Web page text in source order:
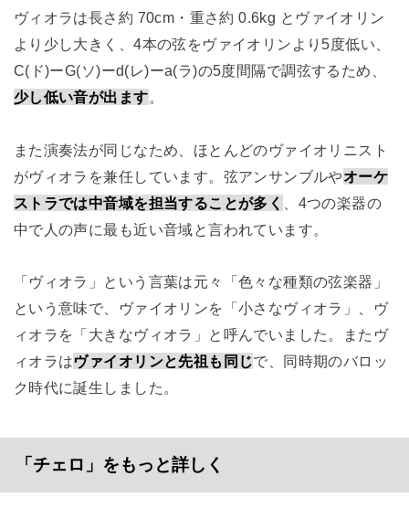
ヴィオラは長さ約 70cm・重さ約 0.6kg とヴァイオリン
より少し大きく、4本の弦をヴァイオリンより5度低い、
C(ド)ーG(ソ)ーd(レ)ーa(ラ)の5度間隔で調弦するため、
少し低い音が出ます。
また演奏法が同じなため、ほとんどのヴァイオリニスト
がヴィオラを兼任しています。弦アンサンブルやオーケ
ストラでは中音域を担当することが多く
、4つの楽器の
中で人の声に最も近い音域と言われています。
「ヴィオラ」という言葉は元々「色々な種類の弦楽器」
という意味で、ヴァイオリンを「小さなヴィオラ」、ヴ
ィオラを「大きなヴィオラ」と呼んでいました。またヴ
ィオラはヴァイオリンと先祖も同じで、同時期のバロッ
ク時代に誕生しました。
「チェロ」をもっと詳しく